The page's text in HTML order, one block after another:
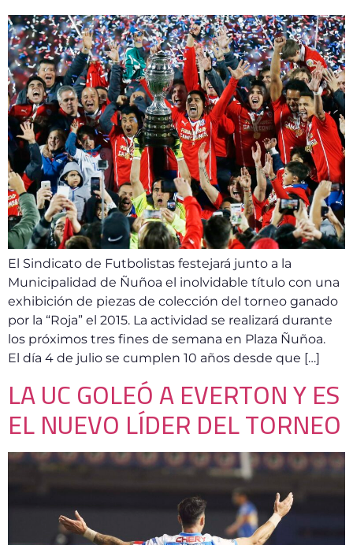
El Sindicato de Futbolistas festejará junto a la
Municipalidad de Ñuñoa el inolvidable título con una
exhibición de piezas de colección del torneo ganado
por la “Roja” el 2015. La actividad se realizará durante
los próximos tres fines de semana en Plaza Ñuñoa.
El día 4 de julio se cumplen 10 años desde que […]
LA UC GOLEÓ A EVERTON Y ES
EL NUEVO LÍDER DEL TORNEO